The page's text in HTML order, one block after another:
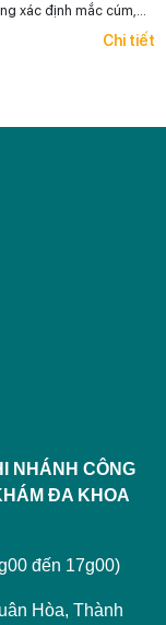
xác định mắc cúm,
Chi tiết
NHÁNH CÔNG
ĐA KHOA
đến 17g00)
Hòa, Thành